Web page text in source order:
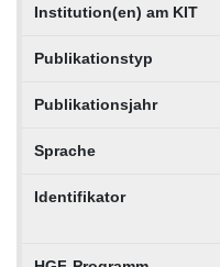
Institution(en) am KIT
Publikationstyp
Publikationsjahr
Sprache
Identifikator